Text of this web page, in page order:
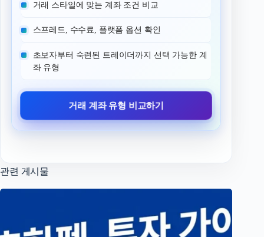
거래 스타일에 맞는 계좌 조건 비교
스프레드, 수수료, 플랫폼 옵션 확인
초보자부터 숙련된 트레이더까지 선택 가능한 계
좌 유형
거래 계좌 유형 비교하기
관련 게시물